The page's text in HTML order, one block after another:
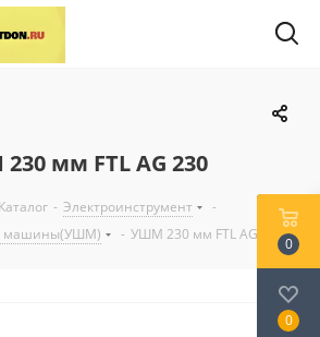
мм FTL AG 230
Каталог - Электроинструмент
-
машины(УШМ)
- УШМ 230 мм FTL AG 230
0
0